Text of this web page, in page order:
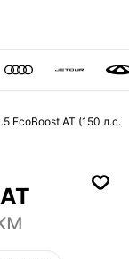
EcoBoost AT (150 л.с.)